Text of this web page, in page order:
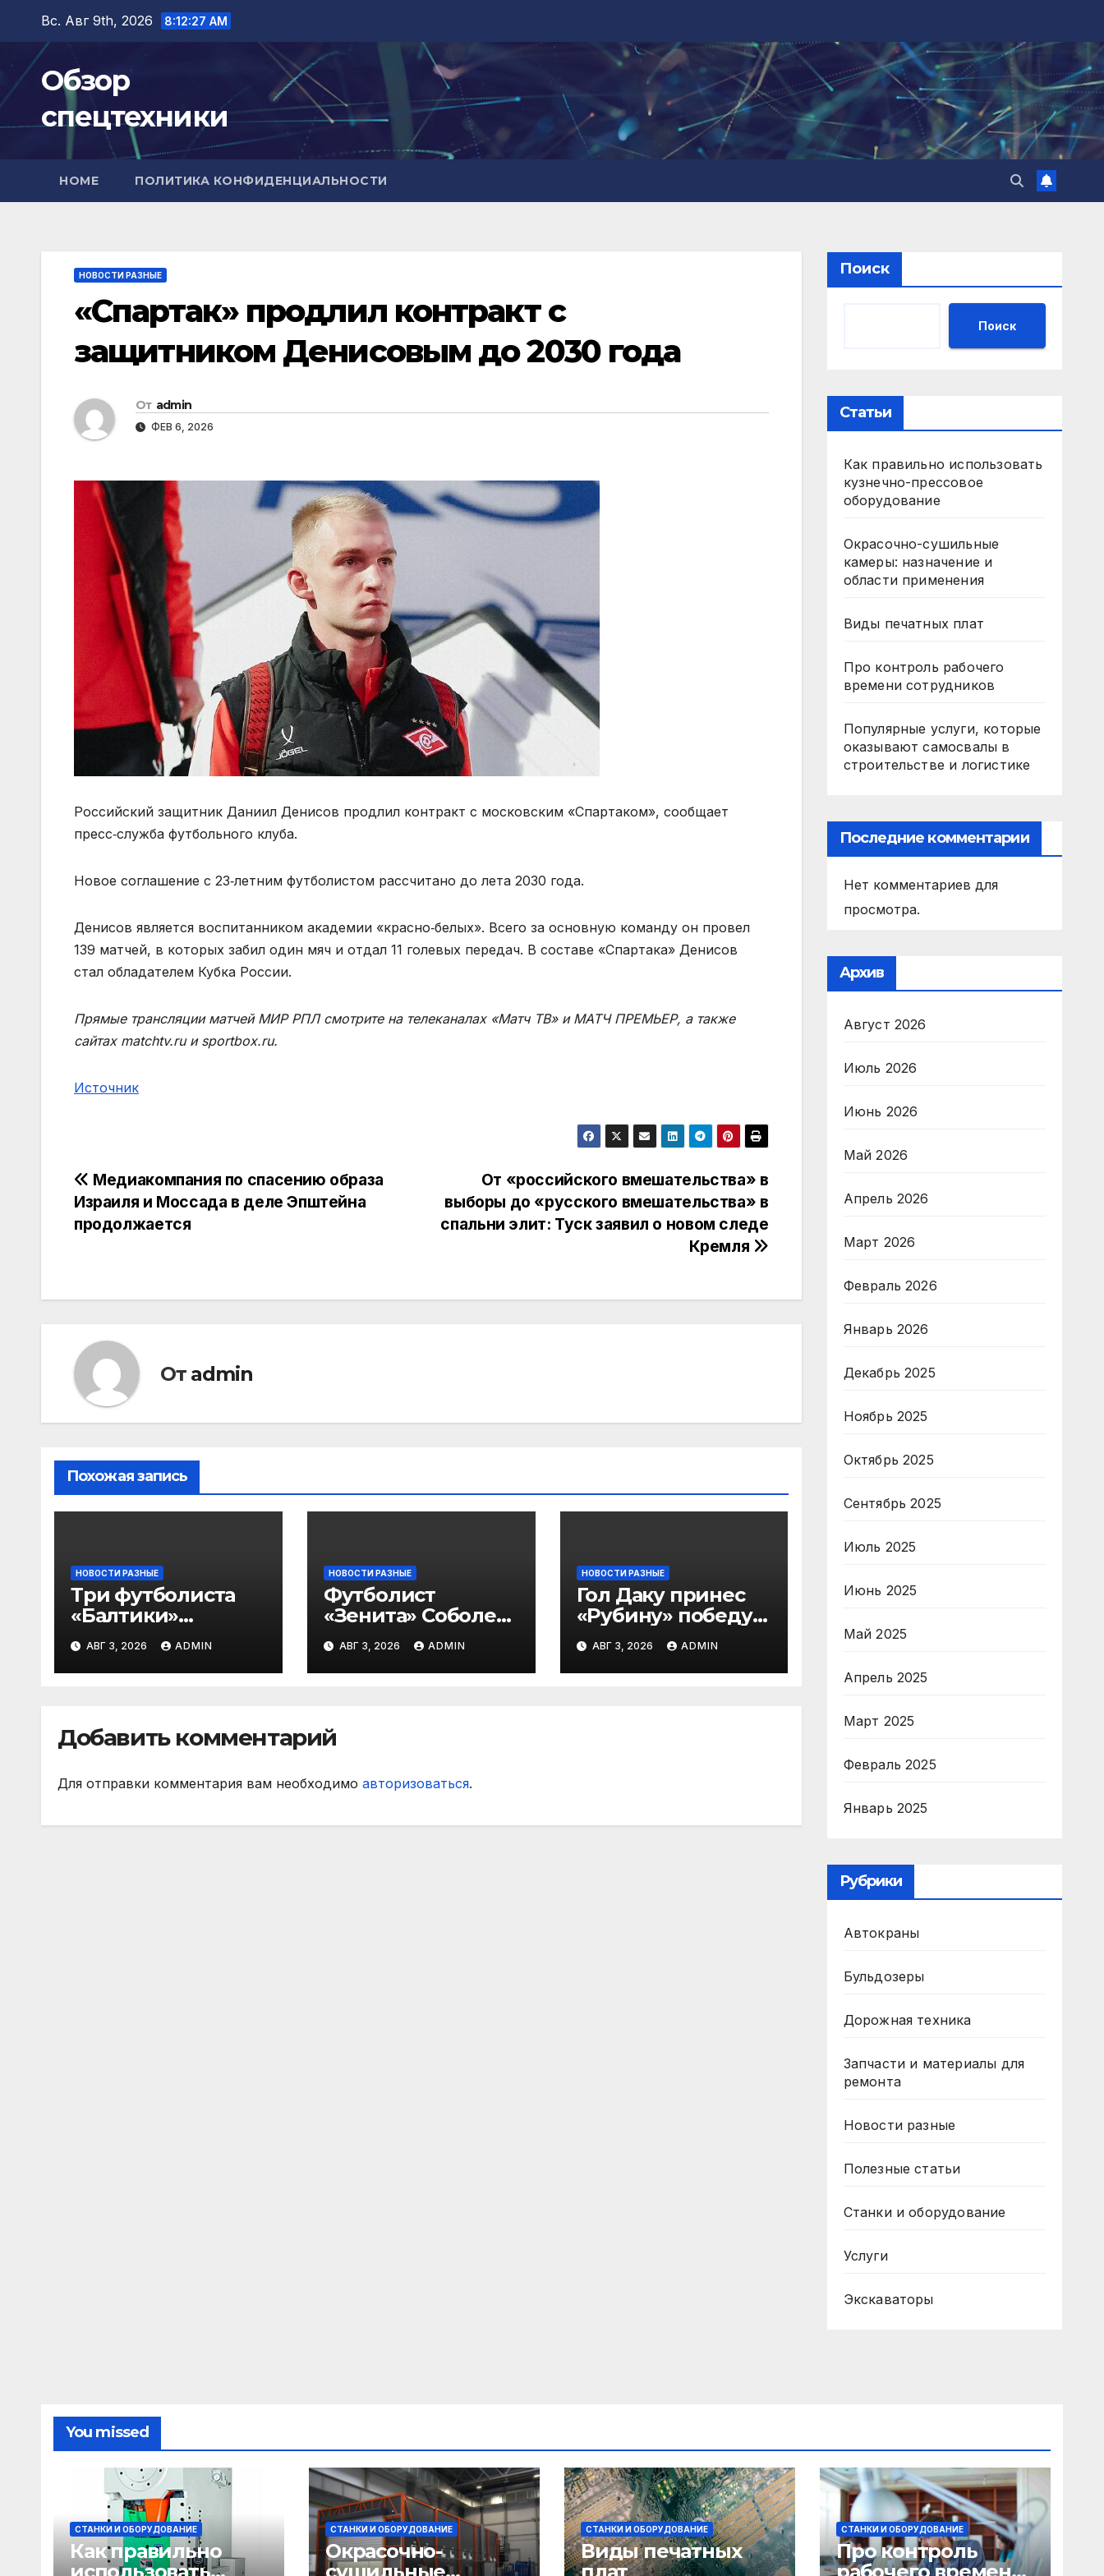
Перейти
содержимому
Вс. Авг 9th, 2026 8:12:28 AM
Обзор
спецтехники
HOME ПОЛИТИКА КОНФИДЕНЦИАЛЬНОСТИ
НОВОСТИ РАЗНЫЕ
«Спартак» продлил контракт с
защитником Денисовым до 2030 года
От admin
ФЕВ 6, 2026
Российский защитник Даниил Денисов продлил контракт с московским «Спартаком», сообщает
пресс‑служба футбольного клуба.
Новое соглашение с 23‑летним футболистом рассчитано до лета 2030 года.
Денисов является воспитанником академии «красно‑белых». Всего за основную команду он провел
139 матчей, в которых забил один мяч и отдал 11 голевых передач. В составе «Спартака» Денисов
стал обладателем Кубка России.
Прямые трансляции матчей МИР РПЛ смотрите на телеканалах «Матч ТВ» и МАТЧ ПРЕМЬЕР, а также
сайтах matchtv.ru и sportbox.ru.
Источник
Навигация
по
От «российского вмешательства» в
выборы до «русского вмешательства» в
спальни элит: Туск заявил о новом следе
Кремля
Медиакомпания по спасению образа
Израиля и Моссада в деле Эпштейна
продолжается
От admin
Похожая запись
НОВОСТИ РАЗНЫЕ
Три футболиста
«Балтики»
включены в
символическую
сборную 2‑го тура
МАТЧ ПРЕМЬЕР
АВГ 3, 2026 ADMIN
НОВОСТИ РАЗНЫЕ
Футболист
«Зенита» Соболев:
«Не буду скрывать
— в Оренбурге
всегда тяжело
АВГ 3, 2026 ADMIN
НОВОСТИ РАЗНЫЕ
Гол Даку принес
«Рубину» победу
над «Акроном» в
матче РПЛ
АВГ 3, 2026 ADMIN
Добавить комментарий
Для отправки комментария вам необходимо авторизоваться.
Поиск
Поиск
Статьи
Как правильно использовать
кузнечно-прессовое
оборудование
Окрасочно-сушильные
камеры: назначение и
области применения
Виды печатных плат
Про контроль рабочего
времени сотрудников
Популярные услуги, которые
оказывают самосвалы в
строительстве и логистике
Последние комментарии
Нет комментариев для
просмотра.
Архив
Август 2026
Июль 2026
Июнь 2026
Май 2026
Апрель 2026
Март 2026
Февраль 2026
Январь 2026
Декабрь 2025
Ноябрь 2025
Октябрь 2025
Сентябрь 2025
Июль 2025
Июнь 2025
Май 2025
Апрель 2025
Март 2025
Февраль 2025
Январь 2025
Рубрики
Автокраны
Бульдозеры
Дорожная техника
Запчасти и материалы для
ремонта
Новости разные
Полезные статьи
Станки и оборудование
Услуги
Экскаваторы
You missed
СТАНКИ И ОБОРУДОВАНИЕ
Как правильно
СТАНКИ И ОБОРУДОВАНИЕ
Окрасочно-
СТАНКИ И ОБОРУДОВАНИЕ
Виды печатных
СТАНКИ И ОБОРУДОВАНИЕ
Про контроль